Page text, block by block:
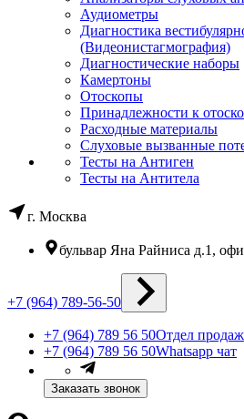
Аудиометры
Диагностика
(Видеонистагмография)
Диагностические наборы
Камертоны
Отоскопы
Принадлежности к
Расходные материалы
Слуховые вызванные
Тесты на Антиген
Тесты на Антитела
г. Москва
бульвар Яна Райниса д.1,
+7 (964) 789-56-50
+7 (964) 789 56 50Отдел продаж
+7 (964) 789 56 50Whatsapp чат
Заказать звонок